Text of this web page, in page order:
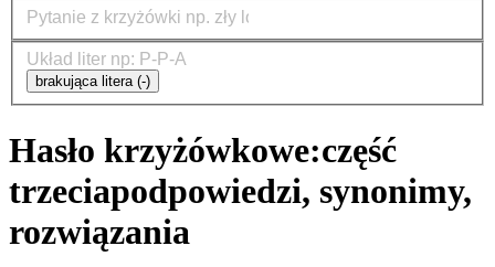
brakująca litera (-)
Hasło krzyżówkowe:część
trzeciapodpowiedzi, synonimy,
rozwiązania